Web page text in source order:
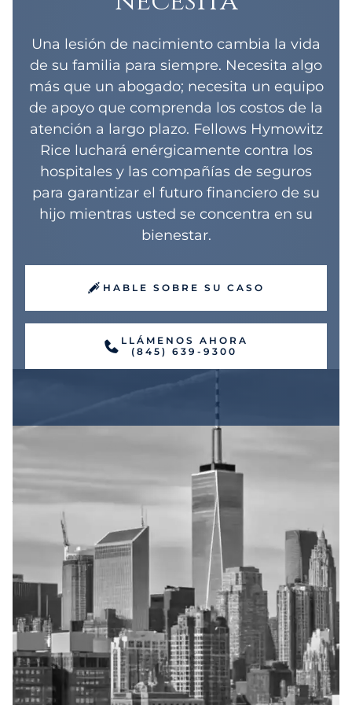
Una lesión de nacimiento cambia la vida
de su familia para siempre. Necesita algo
más que un abogado; necesita un equipo
de apoyo que comprenda los costos de la
atención a largo plazo. Fellows Hymowitz
Rice luchará enérgicamente contra los
hospitales y las compañías de seguros
para garantizar el futuro financiero de su
hijo mientras usted se concentra en su
bienestar.
HABLE SOBRE SU CASO
LLÁMENOS AHORA
(845) 639-9300
advertencia que el
personal médico
debería haber
reconocido
Los proveedores de atención médica están
capacitados para identificar y responder a las
señales de advertencia que indican un riesgo
de lesión cerebral. Cuando el personal médico